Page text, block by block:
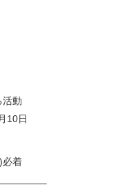
動
10日
着